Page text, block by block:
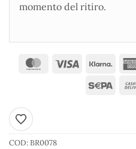
momento del ritiro.
Aggiungi ai preferiti
COD:BR0078